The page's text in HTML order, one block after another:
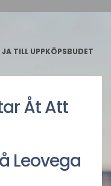
TILL UPPKÖPSBUDET
Åt Att
Leovega